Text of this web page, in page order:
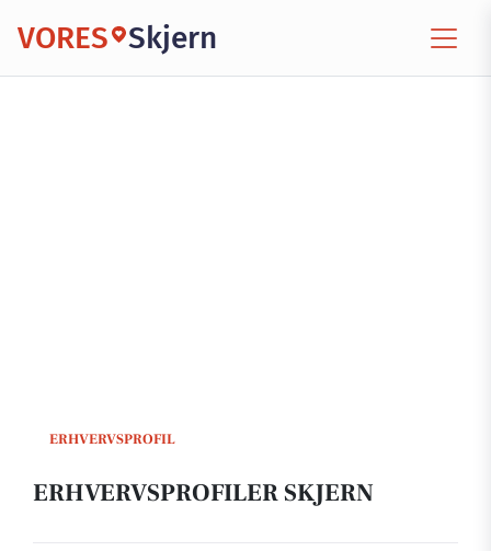
VORES Skjern
ERHVERVSPROFIL
ERHVERVSPROFILER SKJERN